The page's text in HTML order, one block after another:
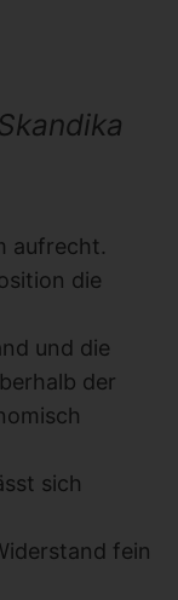
aufrecht.
die
und die
der
sich
fein